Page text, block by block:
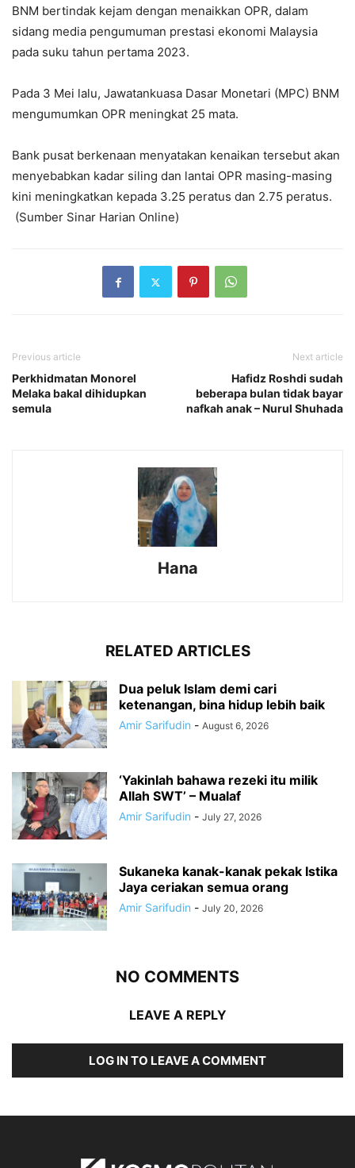
BNM bertindak kejam dengan menaikkan OPR, dalam
sidang media pengumuman prestasi ekonomi Malaysia
pada suku tahun pertama 2023.
Pada 3 Mei lalu, Jawatankuasa Dasar Monetari (MPC) BNM
mengumumkan OPR meningkat 25 mata.
Bank pusat berkenaan menyatakan kenaikan tersebut akan
menyebabkan kadar siling dan lantai OPR masing-masing
kini meningkatkan kepada 3.25 peratus dan 2.75 peratus.
(Sumber Sinar Harian Online)
Previous article
Perkhidmatan Monorel
Melaka bakal dihidupkan
semula
Next article
Hafidz Roshdi sudah
beberapa bulan tidak bayar
nafkah anak – Nurul Shuhada
Hana
RELATED ARTICLES
Dua peluk Islam demi cari
ketenangan, bina hidup lebih baik
Amir Sarifudin - August 6, 2026
‘Yakinlah bahawa rezeki itu milik
Allah SWT’ – Mualaf
Amir Sarifudin - July 27, 2026
Sukaneka kanak-kanak pekak Istika
Jaya ceriakan semua orang
Amir Sarifudin - July 20, 2026
NO COMMENTS
LEAVE A REPLY
LOG IN TO LEAVE A COMMENT